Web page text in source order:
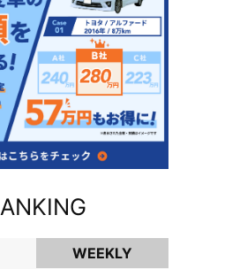
WEEKLY